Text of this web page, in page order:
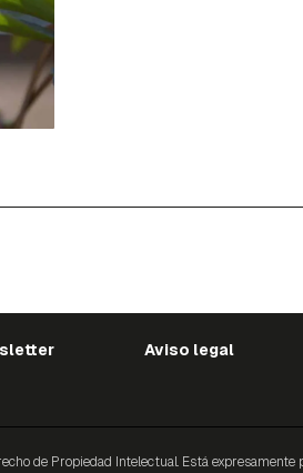
Aviso legal
de Propiedad Intelectual. Está